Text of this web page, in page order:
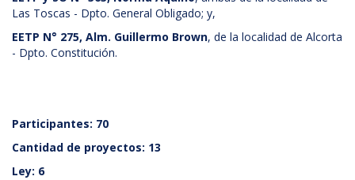
Las Toscas - Dpto. General Obligado; y,
EETP N° 275, Alm. Guillermo Brown, de la localidad de Alcorta
- Dpto. Constitución.
Participantes: 70
Cantidad de proyectos: 13
Ley: 6